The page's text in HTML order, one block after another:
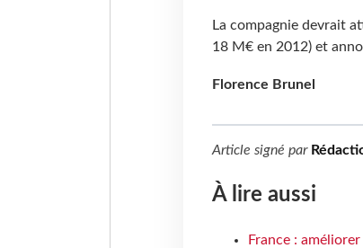
La compagnie devrait
18 M€ en 2012) et
Florence Brunel
Article signé par
À lire aussi
France :